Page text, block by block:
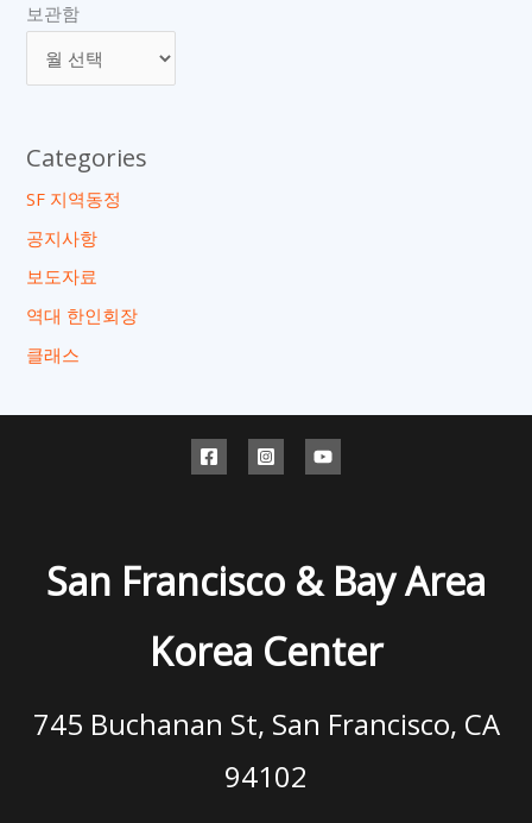
보관함
Categories
SF 지역동정
공지사항
보도자료
역대 한인회장
클래스
San Francisco & Bay Area
Korea Center
745 Buchanan St, San Francisco, CA
94102